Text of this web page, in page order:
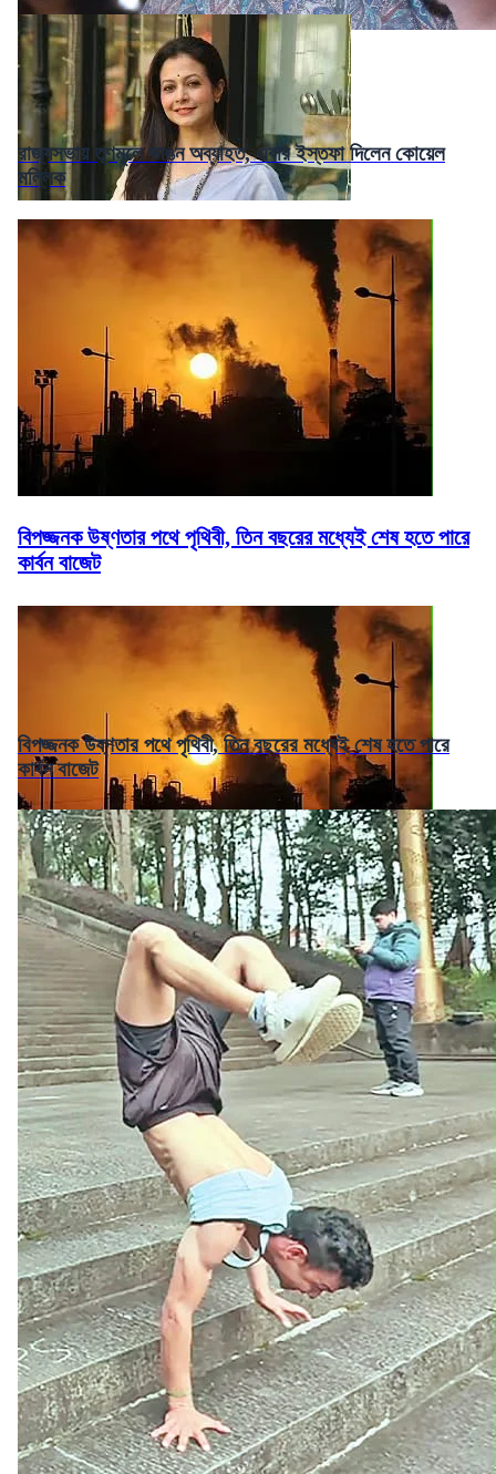
রাজ্যসভায় তৃণমূলে ভাঙন অব্যাহত, এবার ইস্তফা দিলেন কোয়েল
মল্লিক
বিপজ্জনক উষ্ণতার পথে পৃথিবী, তিন বছরের মধ্যেই শেষ হতে পারে
কার্বন বাজেট
বিপজ্জনক উষ্ণতার পথে পৃথিবী, তিন বছরের মধ্যেই শেষ হতে পারে
কার্বন বাজেট